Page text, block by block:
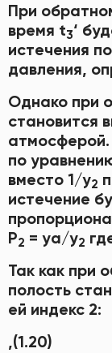
При
время t3‘
истечения
давления,
Однако при
становится
атмосферой.
по
вместо 1/у2
истечение
Р2 = уа/у2
Так как при
полость
ей индекс 2:
,(1.20)